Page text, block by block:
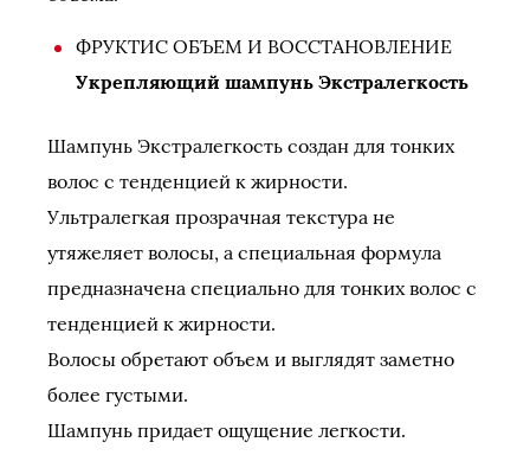
ФРУКТИС ОБЪЕМ И ВОССТАНОВЛЕНИЕ
Укрепляющий шампунь Экстралегкость
Шампунь Экстралегкость создан для тонких
волос с тенденцией к жирности.
Ультралегкая прозрачная текстура не
утяжеляет волосы, а специальная формула
предназначена специально для тонких волос с
тенденцией к жирности.
Волосы обретают объем и выглядят заметно
более густыми.
Шампунь придает ощущение легкости.